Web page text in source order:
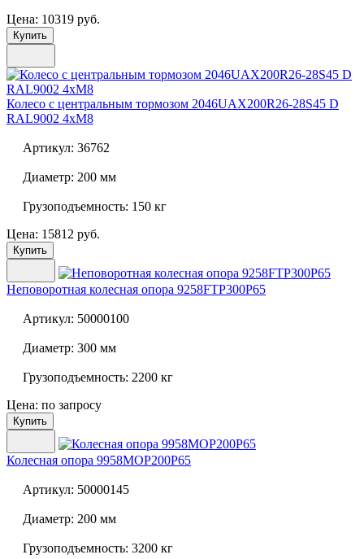
Цена: 10319 руб.
Купить
Колесо с центральным тормозом 2046UAX200R26-28S45 D
RAL9002 4xM8
Артикул: 36762
Диаметр: 200 мм
Грузоподъемность: 150 кг
Цена: 15812 руб.
Купить
Неповоротная колесная опора 9258FTP300P65
Артикул: 50000100
Диаметр: 300 мм
Грузоподъемность: 2200 кг
Цена: по запросу
Купить
Колесная опора 9958MOP200P65
Артикул: 50000145
Диаметр: 200 мм
Грузоподъемность: 3200 кг